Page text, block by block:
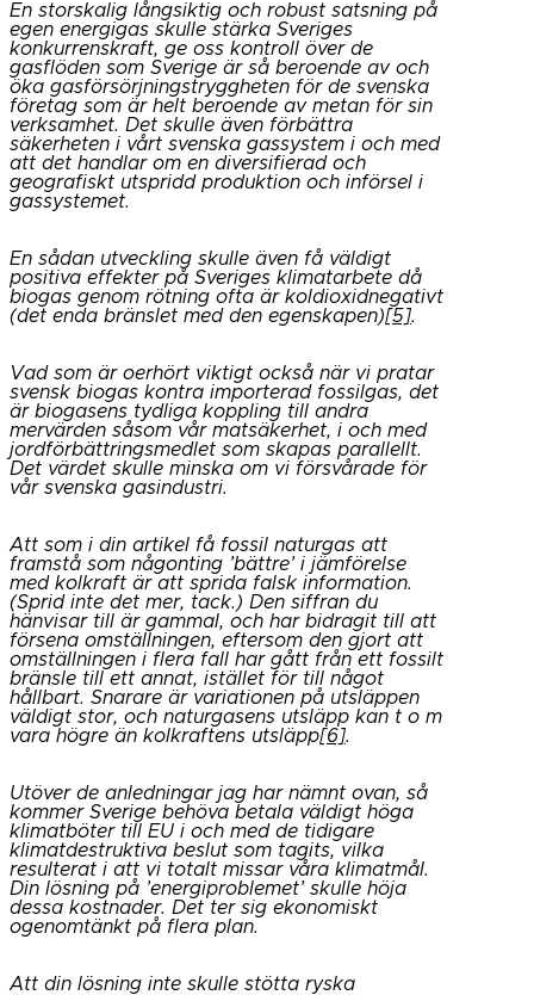
En storskalig långsiktig och robust satsning på
egen energigas skulle stärka Sveriges
konkurrenskraft, ge oss kontroll över de
gasflöden som Sverige är så beroende av och
öka gasförsörjningstryggheten för de svenska
företag som är helt beroende av metan för sin
verksamhet. Det skulle även förbättra
säkerheten i vårt svenska gassystem i och med
att det handlar om en diversifierad och
geografiskt utspridd produktion och införsel i
gassystemet.
En sådan utveckling skulle även få väldigt
positiva effekter på Sveriges klimatarbete då
biogas genom rötning ofta är koldioxidnegativt
(det enda bränslet med den egenskapen)[5].
Vad som är oerhört viktigt också när vi pratar
svensk biogas kontra importerad fossilgas, det
är biogasens tydliga koppling till andra
mervärden såsom vår matsäkerhet, i och med
jordförbättringsmedlet som skapas parallellt.
Det värdet skulle minska om vi försvårade för
vår svenska gasindustri.
Att som i din artikel få fossil naturgas att
framstå som någonting ’bättre’ i jämförelse
med kolkraft är att sprida falsk information.
(Sprid inte det mer, tack.) Den siffran du
hänvisar till är gammal, och har bidragit till att
försena omställningen, eftersom den gjort att
omställningen i flera fall har gått från ett fossilt
bränsle till ett annat, istället för till något
hållbart. Snarare är variationen på utsläppen
väldigt stor, och naturgasens utsläpp kan t o m
vara högre än kolkraftens utsläpp[6].
Utöver de anledningar jag har nämnt ovan, så
kommer Sverige behöva betala väldigt höga
klimatböter till EU i och med de tidigare
klimatdestruktiva beslut som tagits, vilka
resulterat i att vi totalt missar våra klimatmål.
Din lösning på ’energiproblemet’ skulle höja
dessa kostnader. Det ter sig ekonomiskt
ogenomtänkt på flera plan.
Att din lösning inte skulle stötta ryska